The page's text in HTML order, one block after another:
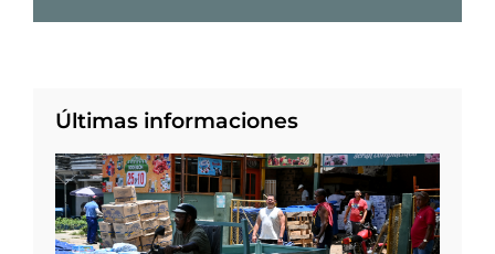
Últimas informaciones